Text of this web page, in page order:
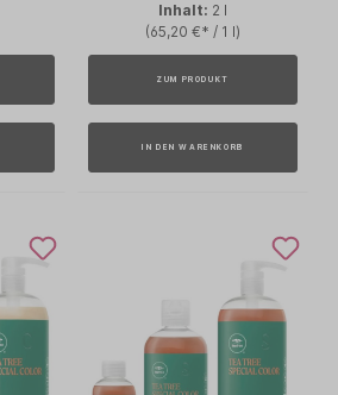
Inhalt: 2 l
(65,20 €* / 1 l)
ZUM PRODUKT
IN DEN WARENKORB